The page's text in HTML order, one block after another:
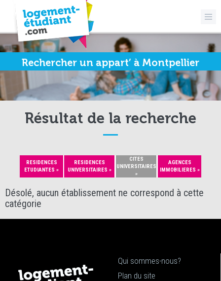
Rechercher un appart’ à Montpellier
Résultat de la recherche
RESIDENCES
ETUDIANTES »
RESIDENCES
UNIVERSITAIRES »
CITES
UNIVERSITAIRES
»
AGENCES
IMMOBILIERES »
Désolé, aucun établissement ne correspond à cette
catégorie
Qui sommes-nous?
Plan du site